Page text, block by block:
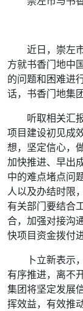
近日，崇左市
方就书香门地中
的问题和困难进
话，书香门地集
听取相关汇报
项目建设初见成
想，坚定信心，
加快推进、早出
中的难点堵点问
人以及办结时限
有关部门要结合
合，加强对接沟
快项目资金拨付
卜立新表示，
有序推进，离不
集团将坚定发展
挥效益，有效推